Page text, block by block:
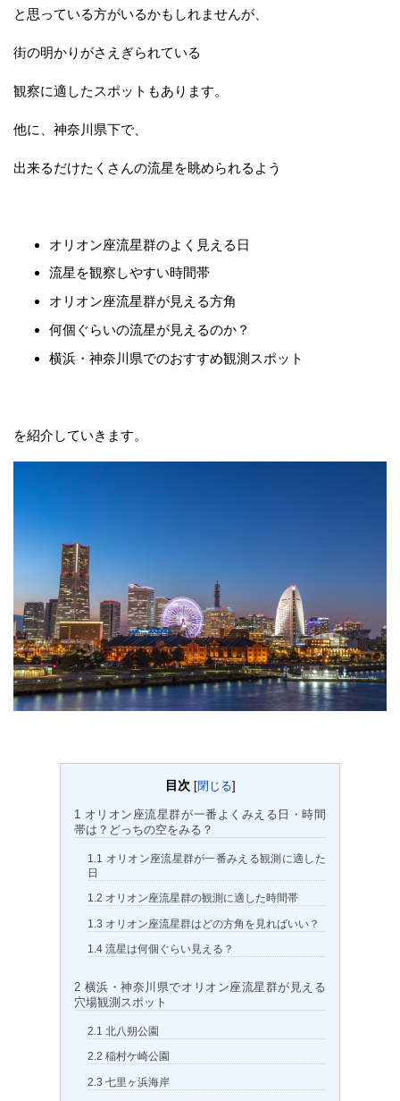
と思っている方がいるかもしれませんが、
街の明かりがさえぎられている
観察に適したスポットもあります。
他に、神奈川県下で、
出来るだけたくさんの流星を眺められるよう
オリオン座流星群のよく見える日
流星を観察しやすい時間帯
オリオン座流星群が見える方角
何個ぐらいの流星が見えるのか？
横浜・神奈川県でのおすすめ観測スポット
を紹介していきます。
目次 [閉じる]
1 オリオン座流星群が一番よくみえる日・時間
帯は？どっちの空をみる？
1.1
オリオン座流星群が一番みえる観測に適した
日
1.2 オリオン座流星群の観測に適した時間帯
1.3 オリオン座流星群はどの方角を見ればいい？
1.4 流星は何個ぐらい見える？
2 横浜・神奈川県でオリオン座流星群が見える
穴場観測スポット
2.1 北八朔公園
2.2 稲村ケ崎公園
2.3 七里ヶ浜海岸